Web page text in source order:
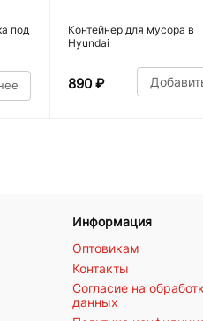
под
Контейнер для мусора в
Hyundai
890 ₽
Информация
Оптовикам
Контакты
Согласие на
данных